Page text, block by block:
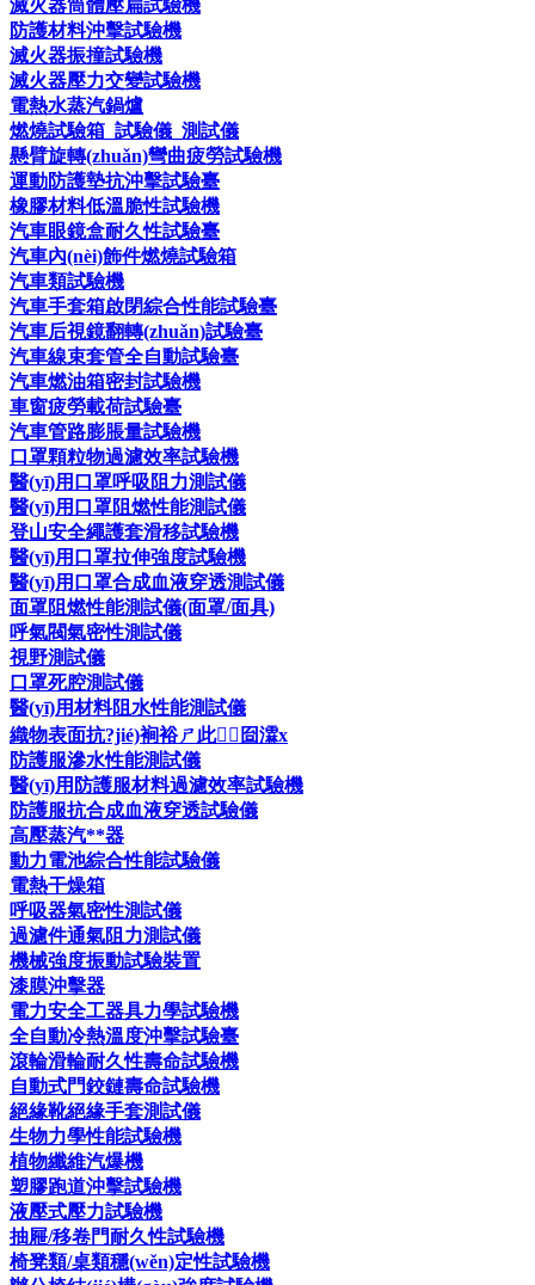
滅火器筒體壓扁試驗機
防護材料沖擊試驗機
滅火器振撞試驗機
滅火器壓力交變試驗機
電熱水蒸汽鍋爐
燃燒試驗箱_試驗儀_測試儀
懸臂旋轉(zhuǎn)彎曲疲勞試驗機
運動防護墊抗沖擊試驗臺
橡膠材料低溫脆性試驗機
汽車眼鏡盒耐久性試驗臺
汽車內(nèi)飾件燃燒試驗箱
汽車類試驗機
汽車手套箱啟閉綜合性能試驗臺
汽車后視鏡翻轉(zhuǎn)試驗臺
汽車線束套管全自動試驗臺
汽車燃油箱密封試驗機
車窗疲勞載荷試驗臺
汽車管路膨脹量試驗機
口罩顆粒物過濾效率試驗機
醫(yī)用口罩呼吸阻力測試儀
醫(yī)用口罩阻燃性能測試儀
登山安全繩護套滑移試驗機
醫(yī)用口罩拉伸強度試驗機
醫(yī)用口罩合成血液穿透測試儀
面罩阻燃性能測試儀(面罩/面具)
呼氣閥氣密性測試儀
視野測試儀
口罩死腔測試儀
醫(yī)用材料阻水性能測試儀
織物表面抗?jié)裥裕ㄕ此┰囼瀮x
防護服滲水性能測試儀
醫(yī)用防護服材料過濾效率試驗機
防護服抗合成血液穿透試驗儀
高壓蒸汽**器
動力電池綜合性能試驗儀
電熱干燥箱
呼吸器氣密性測試儀
過濾件通氣阻力測試儀
機械強度振動試驗裝置
漆膜沖擊器
電力安全工器具力學試驗機
全自動冷熱溫度沖擊試驗臺
滾輪滑輪耐久性壽命試驗機
自動式門鉸鏈壽命試驗機
絕緣靴絕緣手套測試儀
生物力學性能試驗機
植物纖維汽爆機
塑膠跑道沖擊試驗機
液壓式壓力試驗機
抽屜/移卷門耐久性試驗機
椅凳類/桌類穩(wěn)定性試驗機